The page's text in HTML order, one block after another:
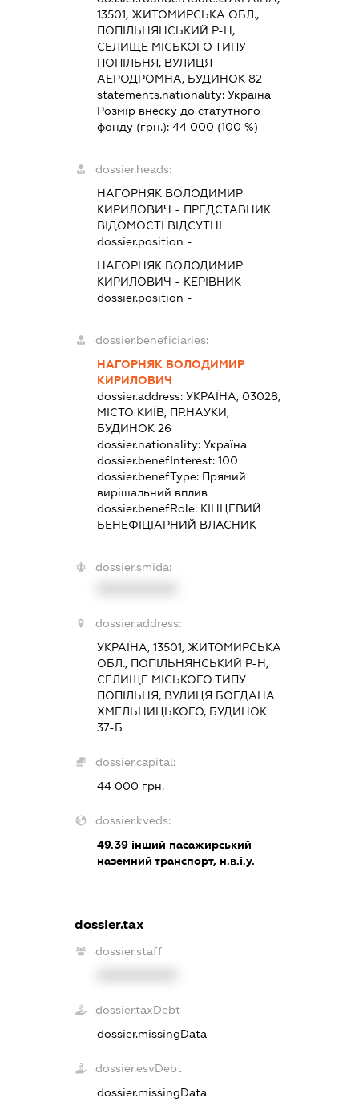
13501, ЖИТОМИРСЬКА ОБЛ.,
ПОПІЛЬНЯНСЬКИЙ Р-Н,
СЕЛИЩЕ МІСЬКОГО ТИПУ
ПОПІЛЬНЯ, ВУЛИЦЯ
АЕРОДРОМНА, БУДИНОК 82
statements.nationality: Україна
Розмір внеску до статутного
фонду (грн.): 44 000 (100 %)
dossier.heads:
НАГОРНЯК ВОЛОДИМИР
КИРИЛОВИЧ - ПРЕДСТАВНИК
ВІДОМОСТІ ВІДСУТНІ
dossier.position -
НАГОРНЯК ВОЛОДИМИР
КИРИЛОВИЧ - КЕРІВНИК
dossier.position -
dossier.beneficiaries:
НАГОРНЯК ВОЛОДИМИР
КИРИЛОВИЧ
dossier.address: УКРАЇНА, 03028,
МІСТО КИЇВ, ПР.НАУКИ,
БУДИНОК 26
dossier.nationality: Україна
dossier.benefInterest: 100
dossier.benefType: Прямий
вирішальний вплив
dossier.benefRole: КІНЦЕВИЙ
БЕНЕФІЦІАРНИЙ ВЛАСНИК
dossier.smida:
dossier.address:
УКРАЇНА, 13501, ЖИТОМИРСЬКА
ОБЛ., ПОПІЛЬНЯНСЬКИЙ Р-Н,
СЕЛИЩЕ МІСЬКОГО ТИПУ
ПОПІЛЬНЯ, ВУЛИЦЯ БОГДАНА
ХМЕЛЬНИЦЬКОГО, БУДИНОК
37-Б
dossier.capital:
44 000 грн.
dossier.kveds:
49.39інший пасажирський
наземний транспорт, н.в.і.у.
dossier.tax
dossier.staff
dossier.taxDebt
dossier.missingData
dossier.esvDebt
dossier.missingData